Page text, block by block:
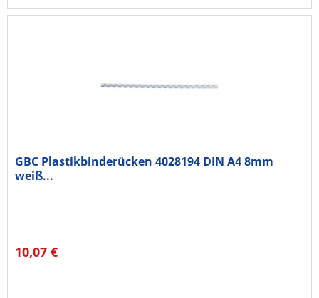
GBC Plastikbinderücken 4028194 DIN A4 8mm
weiß...
10,07 €